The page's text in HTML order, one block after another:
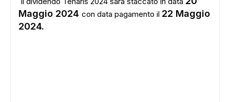
Maggio 2024 con data pagamento il 22 Maggio
2024.